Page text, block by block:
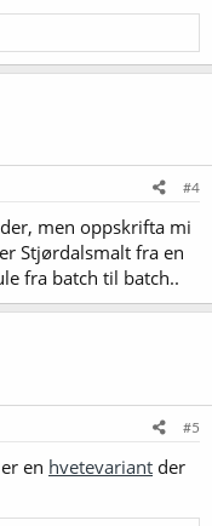
#4
men oppskrifta mi
Stjørdalsmalt fra en
fra batch til batch..
#5
en hvetevariant der